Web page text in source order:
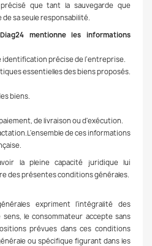
que tant la sauvegarde que
sa seule responsabilité.
mentionne les informations
identification précise de l’entreprise.
essentielles des biens proposés.
biens.
de livraison ou d'exécution.
de ces informations
la pleine capacité juridique lui
des présentes conditions générales.
expriment l'intégralité des
le consommateur accepte sans
prévues dans ces conditions
ou spécifique figurant dans les